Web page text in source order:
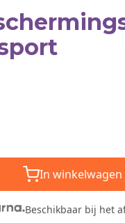
In winkelwagen
Beschikbaar bij het